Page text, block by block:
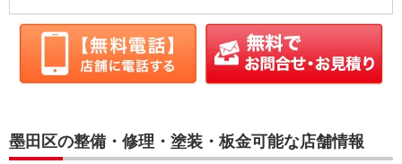
墨田区の整備・修理・塗装・板金可能な店舗情報